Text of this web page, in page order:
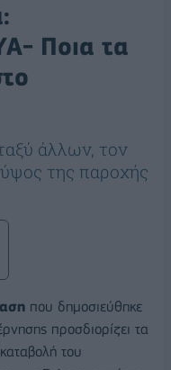
Ποια τα
άλλων, τον
της παροχής
που δημοσιεύθηκε
προσδιορίζει τα
του